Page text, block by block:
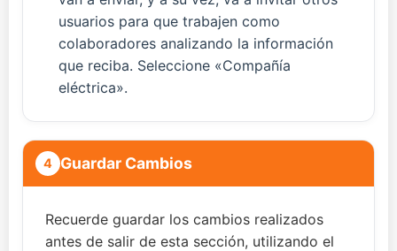
usuarios para que trabajen como
colaboradores analizando la información
que reciba. Seleccione «Compañía
eléctrica».
4 Guardar Cambios
Recuerde guardar los cambios realizados
antes de salir de esta sección, utilizando el